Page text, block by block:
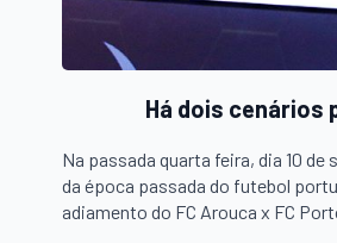
Há dois cenários
Na passada quarta feira, dia 10
da época passada do futebol
adiamento do FC Arouca x FC